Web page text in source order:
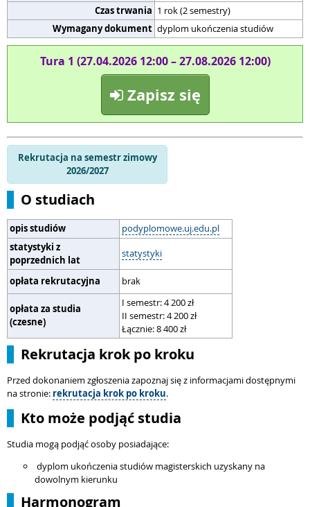
Czas trwania 1 rok (2 semestry)
Wymagany dokument dyplom ukończenia studiów
Tura 1 (27.04.2026 12:00 – 27.08.2026 12:00)
Zapisz się
Rekrutacja na semestr zimowy
2026/2027
O studiach
opis studiów
podyplomowe.uj.edu.pl
statystyki z
poprzednich lat
statystyki
opłata rekrutacyjna brak
opłata za studia
(czesne)
I semestr: 4 200 zł
II semestr: 4 200 zł
Łącznie: 8 400 zł
Rekrutacja krok po kroku
Przed dokonaniem zgłoszenia zapoznaj się z informacjami dostępnymi
na stronie: rekrutacja krok po kroku.
Kto może podjąć studia
Studia mogą podjąć osoby posiadające:
dyplom ukończenia studiów magisterskich uzyskany na
dowolnym kierunku
Harmonogram